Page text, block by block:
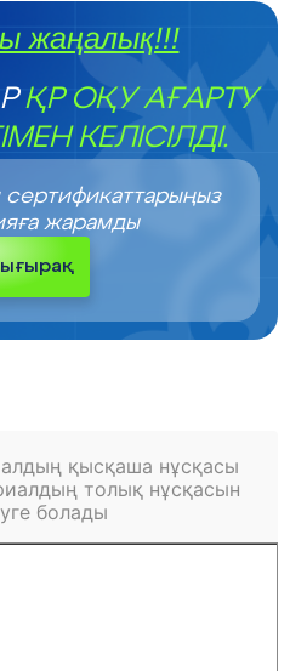
жаңалық!!!
ҚР ОҚУ АҒАРТУ
КЕЛІСІЛДІ.
сертификаттарыңыз
жарамды
қысқаша нұсқасы
толық нұсқасын
болады